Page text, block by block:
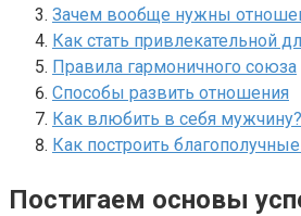
Зачем вообще нужны
Как стать привлекательной
Правила гармоничного союза
Способы развить отношения
Как влюбить в себя мужчину?
Как построить
Постигаем основы